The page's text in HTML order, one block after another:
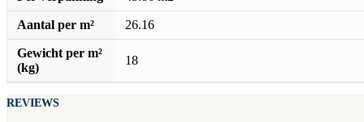
Aantal per m² 26.16
Gewicht per m²
(kg)
18
REVIEWS